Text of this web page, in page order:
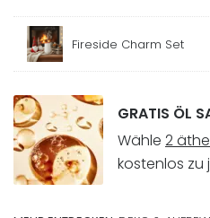
Fireside Charm Set
GRATIS ÖL
Wähle 2
kostenlos zu